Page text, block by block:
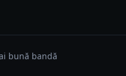
bună bandă